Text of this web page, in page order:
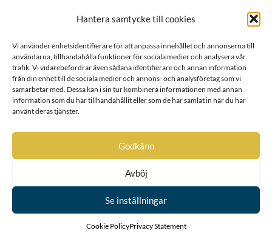
Hantera samtycke till cookies
Vi använder enhetsidentifierare för att anpassa innehållet och annonserna till
användarna, tillhandahålla funktioner för sociala medier och analysera vår
trafik. Vi vidarebefordrar även sådana identifierare och annan information
från din enhet till de sociala medier och annons- och analysföretag som vi
samarbetar med. Dessa kan i sin tur kombinera informationen med annan
information som du har tillhandahållit eller som de har samlat in när du har
använt deras tjänster.
Godkänn
Avböj
Se inställningar
Cookie PolicyPrivacy Statement
Ehrnrooth
994
von Eisen
(121)
Ekeblad
350
Ekegren
380
Ekehielm
476
Ekenberg
717
Ekensteen
285
Ekestubbe
(713 ½)
Eldstierna
Ointroducerad
Elfring
Elfvencrona